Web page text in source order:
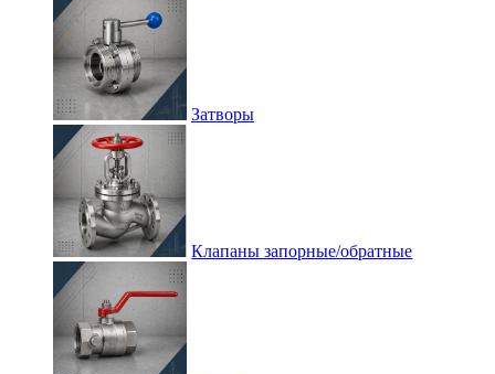
Затворы
Клапаны запорные/обратные